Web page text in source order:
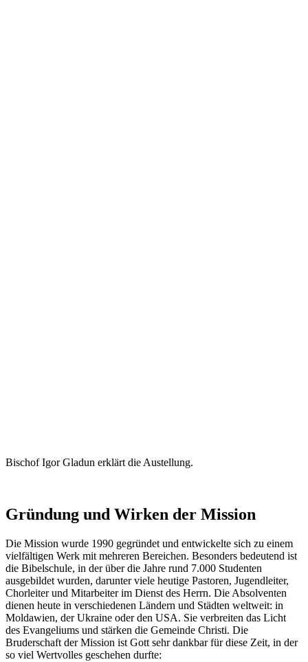
Bischof Igor Gladun erklärt die Austellung.
Gründung und Wirken der Mission
Die Mission wurde 1990 gegründet und entwickelte sich zu einem
vielfältigen Werk mit mehreren Bereichen. Besonders bedeutend ist
die Bibelschule, in der über die Jahre rund 7.000 Studenten
ausgebildet wurden, darunter viele heutige Pastoren, Jugendleiter,
Chorleiter und Mitarbeiter im Dienst des Herrn. Die Absolventen
dienen heute in verschiedenen Ländern und Städten weltweit: in
Moldawien, der Ukraine oder den USA. Sie verbreiten das Licht
des Evangeliums und stärken die Gemeinde Christi. Die
Bruderschaft der Mission ist Gott sehr dankbar für diese Zeit, in der
so viel Wertvolles geschehen durfte: